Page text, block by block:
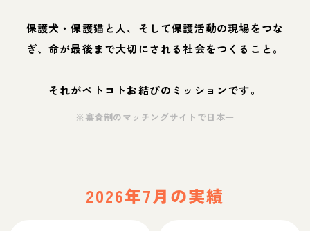
保護犬・保護猫と人、そして保護活動の現場をつな
ぎ、命が最後まで大切にされる社会をつくること。
それがペトコトお結びのミッションです。
※審査制のマッチングサイトで日本一
2026年7月の実績